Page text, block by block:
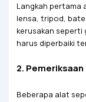
Langkah pertama
lensa, tripod,
kerusakan
harus diperbaiki
2.
Beberapa alat